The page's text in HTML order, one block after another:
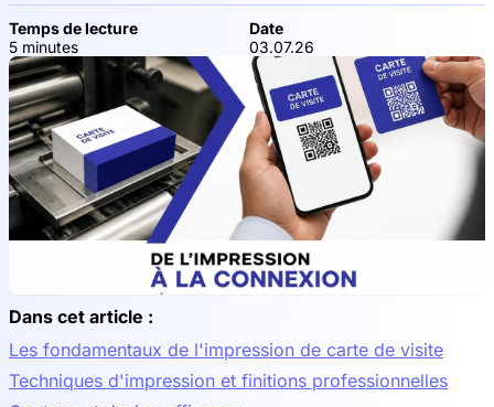
Temps de lecture
5 minutes
Date
03.07.26
Dans cet article :
Les fondamentaux de l'impression de carte de visite
Techniques d'impression et finitions professionnelles